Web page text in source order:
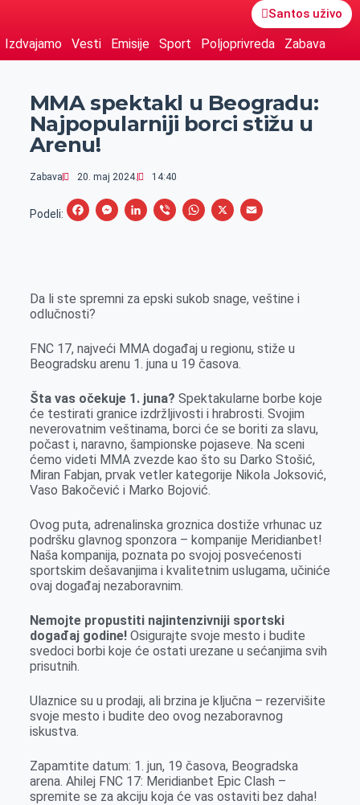
Santos uživo
Izdvajamo Vesti Emisije Sport Poljoprivreda Zabava
MMA spektakl u Beogradu:
Najpopularniji borci stižu u
Arenu!
Zabava 20. maj 2024. 14:40
Podeli:
F
b
o
o
k
M
e
g
e
L
e
I
n
V
r
W
s
p
p
X
E
l
Da li ste spremni za epski sukob snage, veštine i
odlučnosti?
FNC 17, najveći MMA događaj u regionu, stiže u
Beogradsku arenu 1. juna u 19 časova.
Šta vas očekuje 1. juna? Spektakularne borbe koje
će testirati granice izdržljivosti i hrabrosti. Svojim
neverovatnim veštinama, borci će se boriti za slavu,
počast i, naravno, šampionske pojaseve. Na sceni
ćemo videti MMA zvezde kao što su Darko Stošić,
Miran Fabjan, prvak vetler kategorije Nikola Joksović,
Vaso Bakočević i Marko Bojović.
Ovog puta, adrenalinska groznica dostiže vrhunac uz
podršku glavnog sponzora – kompanije Meridianbet!
Naša kompanija, poznata po svojoj posvećenosti
sportskim dešavanjima i kvalitetnim uslugama, učiniće
ovaj događaj nezaboravnim.
Nemojte propustiti najintenzivniji sportski
događaj godine!Osigurajte svoje mesto i budite
svedoci borbi koje će ostati urezane u sećanjima svih
prisutnih.
Ulaznice su u prodaji, ali brzina je ključna – rezervišite
svoje mesto i budite deo ovog nezaboravnog
iskustva.
Zapamtite datum: 1. jun, 19 časova, Beogradska
arena. Ahilej FNC 17: Meridianbet Epic Clash –
spremite se za akciju koja će vas ostaviti bez daha!